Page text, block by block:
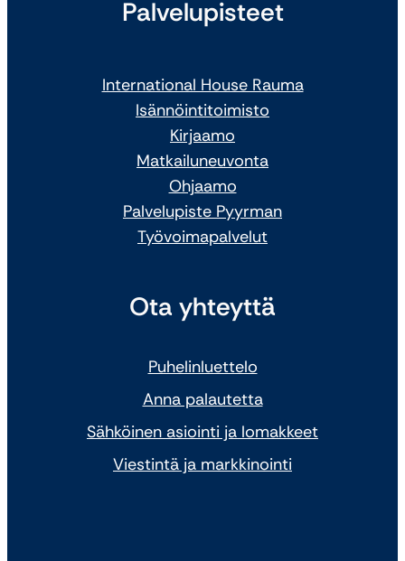
Palvelupisteet
International House Rauma
Isännöintitoimisto
Kirjaamo
Matkailuneuvonta
Ohjaamo
Palvelupiste Pyyrman
Työvoimapalvelut
Ota yhteyttä
Puhelinluettelo
Anna palautetta
Sähköinen asiointi ja lomakkeet
Viestintä ja markkinointi